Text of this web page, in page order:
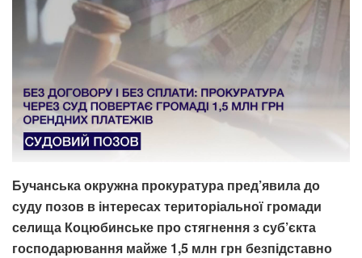
Бучанська окружна прокуратура пред’явила до
суду позов в інтересах територіальної громади
селища Коцюбинське про стягнення з суб’єкта
господарювання майже 1,5 млн грн безпідставно